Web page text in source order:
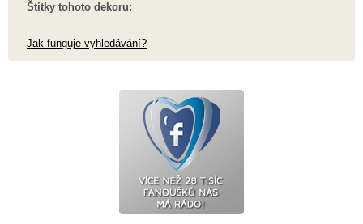
Štítky tohoto dekoru:
Jak funguje vyhledávání?